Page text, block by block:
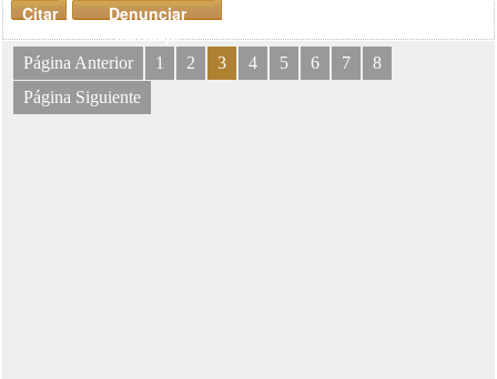
Denunciar
mensaje
Citar
Página Anterior 1 2 3 4 5 6 7
8
Página Siguiente